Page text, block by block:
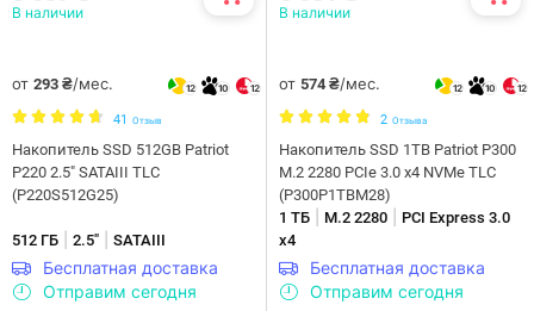
В наличии
от 293 ₴/мес. 12 10 12
41 Отзыв
Накопитель SSD 512GB Patriot
P220 2.5" SATAIII TLC
(P220S512G25)
512 ГБ 2.5" SATAIII
Бесплатная доставка
Отправим сегодня
В наличии
от 574 ₴/мес. 12 10 12
2 Отзыва
Накопитель SSD 1TB Patriot P300
M.2 2280 PCIe 3.0 x4 NVMe TLC
(P300P1TBM28)
1 ТБ
M.2 2280
PCI Express 3.0
x4
Бесплатная доставка
Отправим сегодня